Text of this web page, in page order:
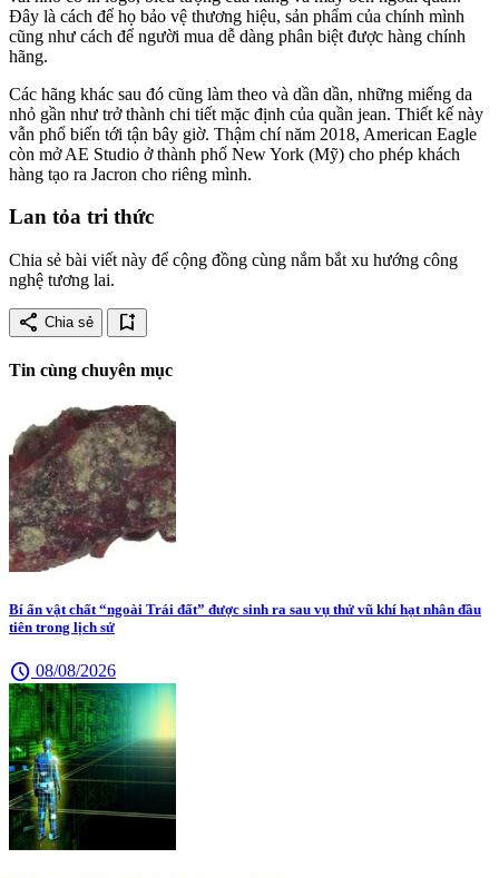
Đây là cách để họ bảo vệ thương hiệu, sản phẩm của chính mình
cũng như cách để người mua dễ dàng phân biệt được hàng chính
hãng.
Các hãng khác sau đó cũng làm theo và dần dần, những miếng da
nhỏ gần như trở thành chi tiết mặc định của quần jean. Thiết kế này
vẫn phổ biến tới tận bây giờ. Thậm chí năm 2018, American Eagle
còn mở AE Studio ở thành phố New York (Mỹ) cho phép khách
hàng tạo ra Jacron cho riêng mình.
Lan tỏa tri thức
Chia sẻ bài viết này để cộng đồng cùng nắm bắt xu hướng công
nghệ tương lai.
share Chia sẻ bookmark_add
Tin cùng chuyên mục
Bí ẩn vật chất “ngoài Trái đất” được sinh ra sau vụ thử vũ khí hạt nhân đầu
tiên trong lịch sử
schedule 08/08/2026